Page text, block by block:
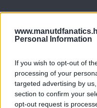
Personal Information
If you wish to opt-out of
processing of your
targeted advertising by
section to confirm your
opt-out request is